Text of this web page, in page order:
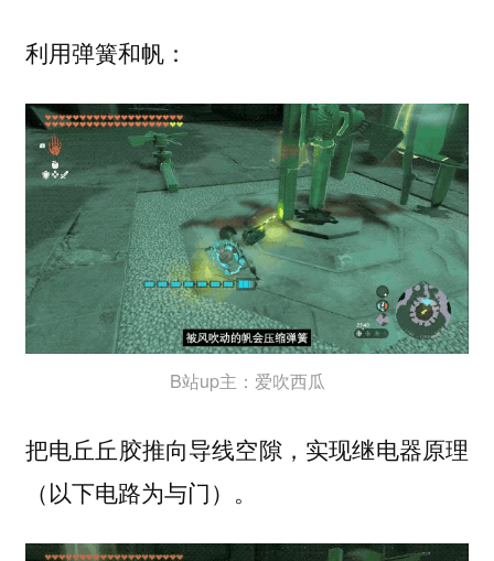
利用弹簧和帆：
B站up主：爱吹西瓜
把电丘丘胶推向导线空隙，实现继电器原理
（以下电路为与门）。